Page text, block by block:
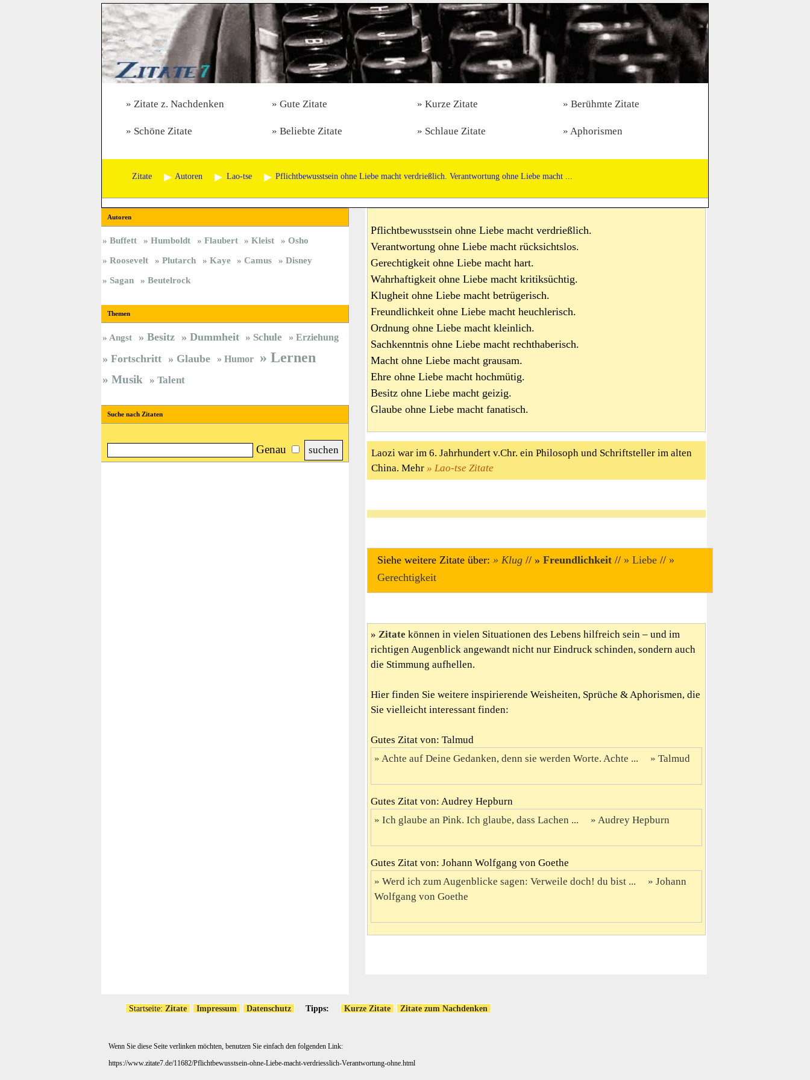
Zitate z. Nachdenken Gute Zitate Kurze Zitate Berühmte Zitate
Schöne Zitate Beliebte Zitate Schlaue Zitate Aphorismen
Zitate Autoren Lao-tse Pflichtbewusstsein ohne Liebe macht verdrießlich. Verantwortung ohne Liebe macht ...
Pflichtbewusstsein ohne Liebe macht verdrießlich.
Verantwortung ohne Liebe macht rücksichtslos.
Gerechtigkeit ohne Liebe macht hart.
Wahrhaftigkeit ohne Liebe macht kritiksüchtig.
Klugheit ohne Liebe macht betrügerisch.
Freundlichkeit ohne Liebe macht heuchlerisch.
Ordnung ohne Liebe macht kleinlich.
Sachkenntnis ohne Liebe macht rechthaberisch.
Macht ohne Liebe macht grausam.
Ehre ohne Liebe macht hochmütig.
Besitz ohne Liebe macht geizig.
Glaube ohne Liebe macht fanatisch.
Laozi war im 6. Jahrhundert v.Chr. ein Philosoph und Schriftsteller im alten
China. Mehr
Lao-tse Zitate
Siehe weitere Zitate über: Klug // Freundlichkeit // Liebe //
Gerechtigkeit
Zitate können in vielen Situationen des Lebens hilfreich sein – und im
richtigen Augenblick angewandt nicht nur Eindruck schinden, sondern auch
die Stimmung aufhellen.
Hier finden Sie weitere inspirierende Weisheiten, Sprüche & Aphorismen, die
Sie vielleicht interessant finden:
Gutes Zitat von: Talmud
Achte auf Deine Gedanken, denn sie werden Worte. Achte ...
Talmud
Gutes Zitat von: Audrey Hepburn
Ich glaube an Pink. Ich glaube, dass Lachen ...
Audrey Hepburn
Gutes Zitat von: Johann Wolfgang von Goethe
Werd ich zum Augenblicke sagen: Verweile doch! du bist ...
Johann
Wolfgang von Goethe
Autoren
Buffett Humboldt Flaubert Kleist
Osho
Roosevelt
Plutarch Kaye Camus
Disney
Sagan
Beutelrock
Themen
Angst Besitz Dummheit Schule Erziehung
Fortschritt Glaube Humor Lernen
Musik Talent
Suche nach Zitaten
Genau
Startseite: Zitate Impressum Datenschutz Tipps: Kurze Zitate Zitate zum Nachdenken
Wenn Sie diese Seite verlinken möchten, benutzen Sie einfach den folgenden Link:
https://www.zitate7.de/11682/Pflichtbewusstsein-ohne-Liebe-macht-verdriesslich-Verantwortung-ohne.html